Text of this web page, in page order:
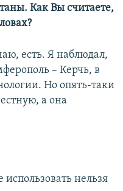
Как Вы считаете,
есть. Я наблюдал,
– Керчь, в
Но опять-таки
а она
использовать нельзя